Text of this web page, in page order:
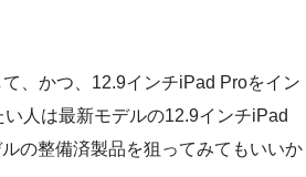
、かつ、12.9インチiPad Proをイン
人は最新モデルの12.9インチiPad
の整備済製品を狙ってみてもいいか